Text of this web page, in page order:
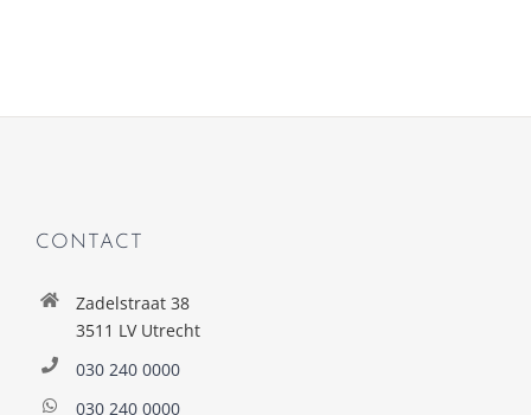
CONTACT
Zadelstraat 38
3511 LV Utrecht
030 240 0000
030 240 0000